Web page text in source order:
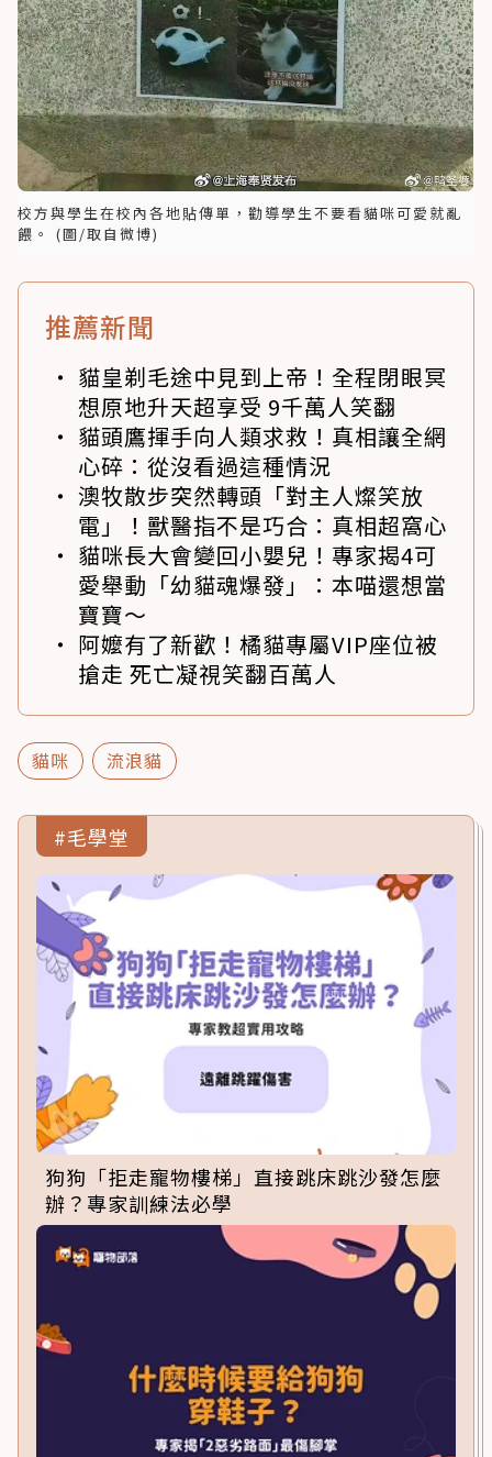
校方與學生在校內各地貼傳單，勸導學生不要看貓咪可愛就亂
餵。 (圖/取自微博)
推薦新聞
貓皇剃毛途中見到上帝！全程閉眼冥
想原地升天超享受 9千萬人笑翻
貓頭鷹揮手向人類求救！真相讓全網
心碎：從沒看過這種情況
澳牧散步突然轉頭「對主人燦笑放
電」！獸醫指不是巧合：真相超窩心
貓咪長大會變回小嬰兒！專家揭4可
愛舉動「幼貓魂爆發」：本喵還想當
寶寶～
阿嬤有了新歡！橘貓專屬VIP座位被
搶走 死亡凝視笑翻百萬人
貓咪 流浪貓
#毛學堂
狗狗「拒走寵物樓梯」直接跳床跳沙發怎麼
辦？專家訓練法必學